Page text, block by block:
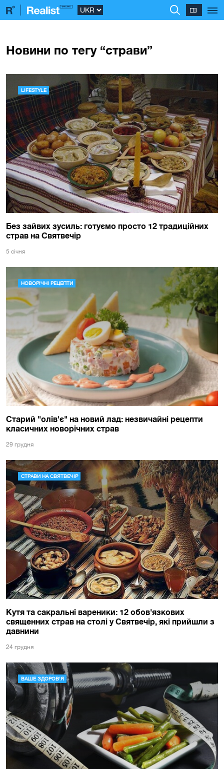
Новини по тегу “страви”
LIFESTYLE
Без зайвих зусиль: готуємо просто 12 традиційних
страв на Святвечір
5 сiчня
НОВОРІЧНІ РЕЦЕПТИ
Старий "олів'є" на новий лад: незвичайні рецепти
класичних новорічних страв
29 грудня
СТРАВИ НА СВЯТВЕЧІР
Кутя та сакральні вареники: 12 обов'язкових
священних страв на столі у Святвечір, які прийшли з
давнини
24 грудня
ВАШЕ ЗДОРОВ'Я